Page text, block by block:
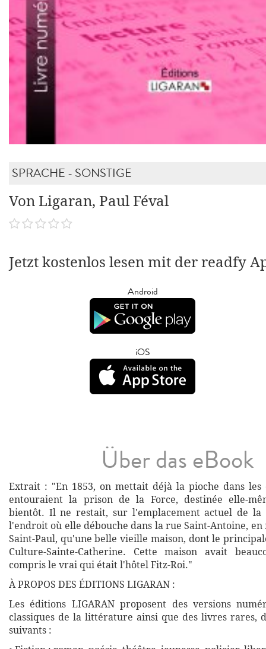
SPRACHE - SONSTIGE
Von Ligaran, Paul Féval
Jetzt kostenlos lesen mit der readfy
Android
iOS
Über das eBook
Extrait : "En 1853, on mettait déjà la pioche dans les
entouraient la prison de la Force, destinée elle-
bientôt. Il ne restait, sur l'emplacement actuel de la
l'endroit où elle débouche dans la rue Saint-Antoine,
Saint-Paul, qu'une belle vieille maison, dont le
Culture-Sainte-Catherine. Cette maison avait
compris le vrai qui était l'hôtel Fitz-Roi."
À PROPOS DES ÉDITIONS LIGARAN :
Les éditions LIGARAN proposent des versions
classiques de la littérature ainsi que des livres rares,
suivants :